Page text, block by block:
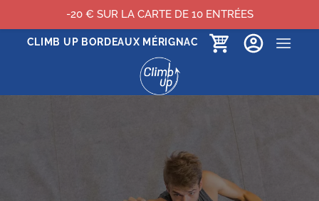
PasserCLIMB UP BORDEAUX MÉRIGNAC
-20 € SUR LA CARTE DE 10 ENTRÉES